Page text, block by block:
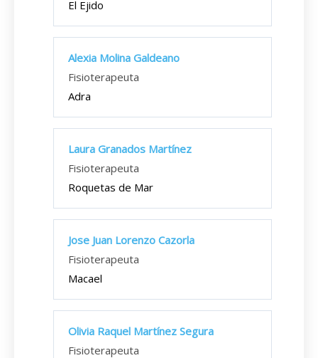
El Ejido
Alexia Molina Galdeano
Fisioterapeuta
Adra
Laura Granados Martínez
Fisioterapeuta
Roquetas de Mar
Jose Juan Lorenzo Cazorla
Fisioterapeuta
Macael
Olivia Raquel Martínez Segura
Fisioterapeuta